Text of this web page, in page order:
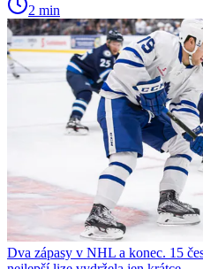
2 min
Dva zápasy v NHL a konec. 15